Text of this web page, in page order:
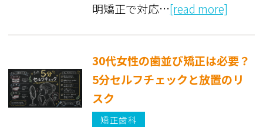
明矯正で対応…[read more]
30代女性の歯並び矯正は必要？
5分セルフチェックと放置のリ
スク
矯正歯科